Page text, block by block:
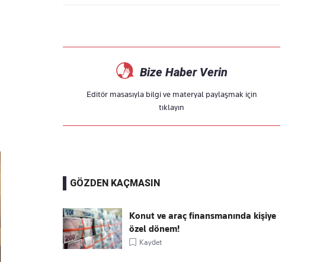
Bize Haber Verin
Editör masasıyla bilgi ve materyal paylaşmak için
tıklayın
GÖZDEN KAÇMASIN
Konut ve araç finansmanında kişiye
özel dönem!
Kaydet